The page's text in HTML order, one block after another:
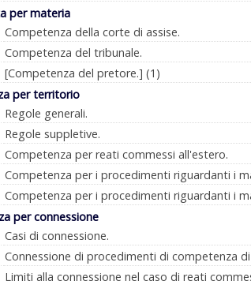
per materia
Competenza della corte di assise.
Competenza del tribunale.
[Competenza del pretore.] (1)
per territorio
Regole generali.
Regole suppletive.
Competenza per reati commessi all'estero.
Competenza per i procedimenti riguardanti i
Competenza per i procedimenti riguardanti i
per connessione
Casi di connessione.
Connessione di procedimenti di competenza
Limiti alla connessione nel caso di reati